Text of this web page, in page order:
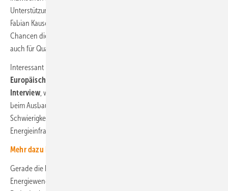
Unterstützung klimafreundlicher Wärmetechnologie. Unser Redakteur
Fabian Kauschke ist diesmal der Frage nachgegangen, welche
Chancen die
auch für Quartierslösungen bietet.
Interessant ist auch die internationale Perspektive: Der
Europäischen Wärmepumpenverbands Paul Kenny erklärt im
Interview, wie das Thema bei unseren Nachbarn ankommt und wo
beim Ausbau der europäischen Wärmepumpenlandschaft die
Schwierigkeiten liegen. Eine zunehmend harmonisierte europäische
Energieinfrastruktur ist in dem Zusammenhang wichtig.
Mehr dazu hier.
Gerade die kommunalen und regionalen Beispiele zeigen, wie
Energiewende tatsächlich funktioniert, wenn man sie konsequent zu